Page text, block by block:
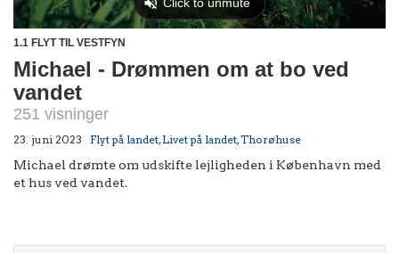
1.1 FLYT TIL VESTFYN
Michael - Drømmen om at bo ved
vandet
251 visninger
23. juni 2023 Flyt på landet,Livet på landet,Thorøhuse
Michael drømte om udskifte lejligheden i København med
et hus ved vandet.